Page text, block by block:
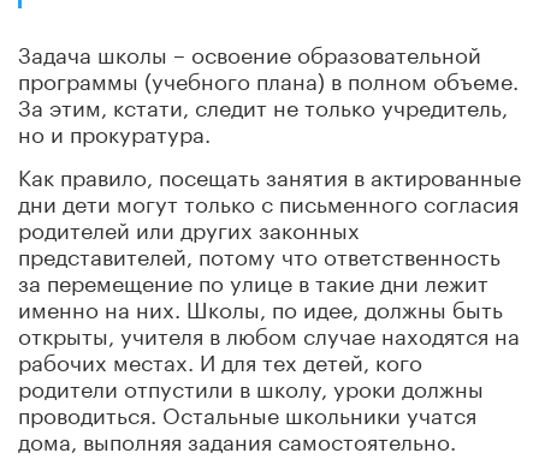
Задача школы – освоение образовательной
программы (учебного плана) в полном объеме.
За этим, кстати, следит не только учредитель,
но и прокуратура.
Как правило, посещать занятия в актированные
дни дети могут только с письменного согласия
родителей или других законных
представителей, потому что ответственность
за перемещение по улице в такие дни лежит
именно на них. Школы, по идее, должны быть
открыты, учителя в любом случае находятся на
рабочих местах. И для тех детей, кого
родители отпустили в школу, уроки должны
проводиться. Остальные школьники учатся
дома, выполняя задания самостоятельно.